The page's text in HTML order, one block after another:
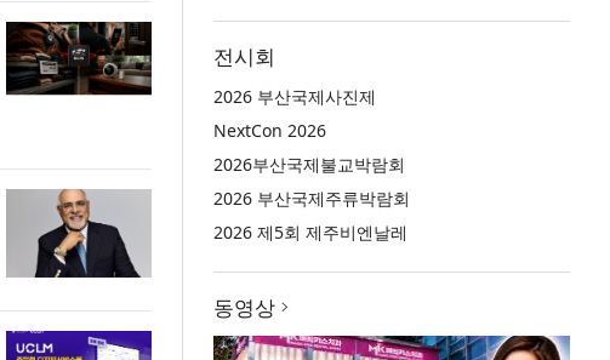
전시회
2026 부산국제사진제
NextCon 2026
2026부산국제불교박람회
2026 부산국제주류박람회
2026 제5회 제주비엔날레
동영상